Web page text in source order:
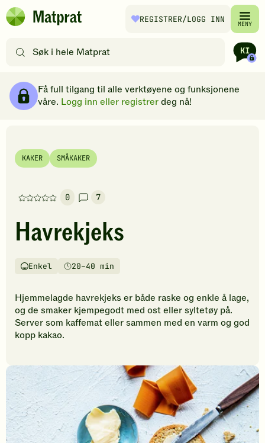
Hopp til hovedinnhold
Matprat
REGISTRER/LOGG INN MENY
etter
filtre
Få full tilgang til alle verktøyene og funksjonene
våre. Logg inn eller registrerdeg nå!
KAKER SMÅKAKER
0
Denne
har
foreløpig
vurderinger.
den
første
til
å
oppskriften.
7
Havrekjeks
Vanskelighetsgrad
Enkel
Tilberedningstid20–40 min
Hjemmelagde havrekjeks er både raske og enkle å lage,
og de smaker kjempegodt med ost eller syltetøy på.
Server som kaffemat eller sammen med en varm og god
kopp kakao.